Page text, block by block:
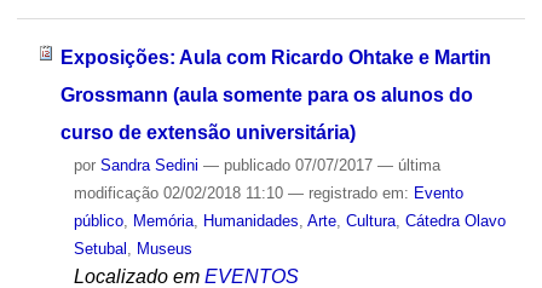
Exposições: Aula com Ricardo Ohtake e Martin
Grossmann (aula somente para os alunos do
curso de extensão universitária)
por Sandra Sedini — publicado07/07/2017 — última
modificação02/02/2018 11:10 — registrado em: Evento
público, Memória, Humanidades Arte, Cultura, Cátedra Olavo
Setubal
Museus
Localizado em EVENTOS